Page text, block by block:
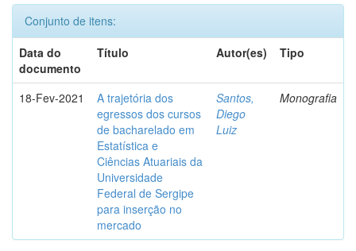
Conjunto de itens:
Data do
documento
Título Autor(es) Tipo
18-Fev-2021
A trajetória dos
egressos dos cursos
de bacharelado em
Estatística e
Ciências Atuariais da
Universidade
Federal de Sergipe
para inserção no
mercado
Santos,
Diego
Luiz
Monografia